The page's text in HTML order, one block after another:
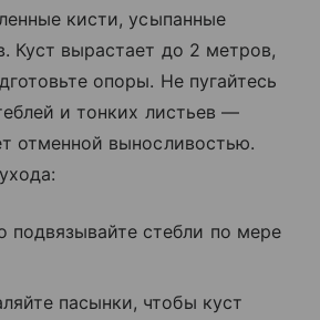
кисти, усыпанные
Куст вырастает до 2 метров,
опоры. Не пугайтесь
и тонких листьев —
отменной выносливостью.
подвязывайте стебли по мере
пасынки, чтобы куст